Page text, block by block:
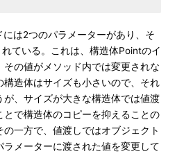
は2つのパラメーターがあり、そ
ている。これは、構造体Pointのイ
の値がメソッド内では変更されな
造体はサイズも小さいので、それ
、サイズが大きな構造体では値渡
とで構造体のコピーを抑えることの
の一方で、値渡しではオブジェクト
メーターに渡された値を変更して